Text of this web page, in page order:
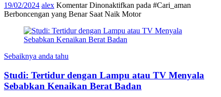
19/02/2024 alex Komentar Dinonaktifkan pada #Cari_aman
Berboncengan yang Benar Saat Naik Motor
Sebaiknya anda tahu
Studi: Tertidur dengan Lampu atau TV Menyala
Sebabkan Kenaikan Berat Badan